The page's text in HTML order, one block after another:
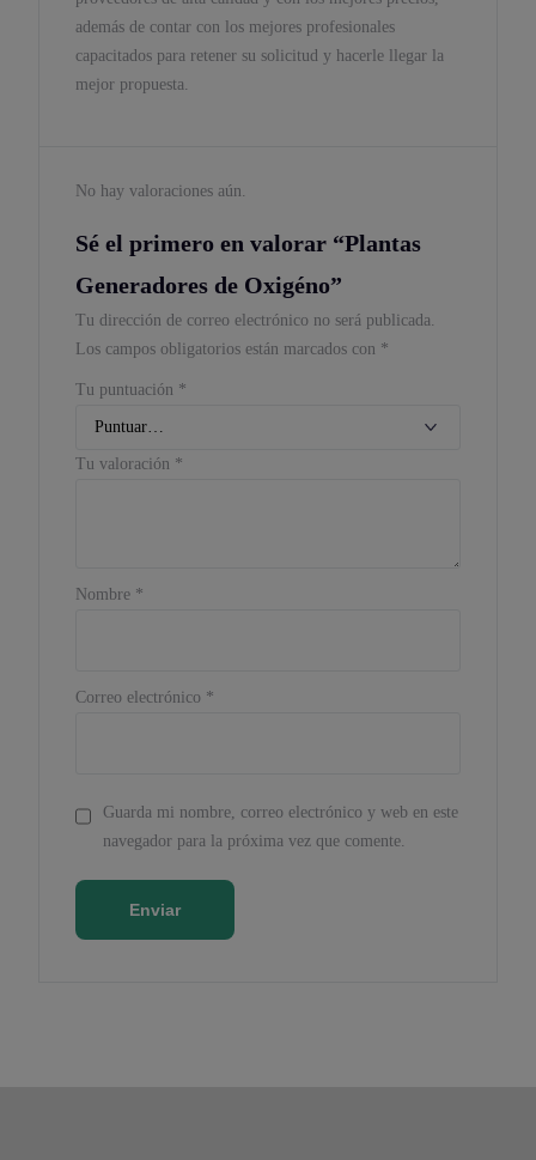
además de contar con los mejores profesionales
capacitados para retener su solicitud y hacerle llegar la
mejor propuesta.
No hay valoraciones aún.
Sé el primero en valorar “Plantas
Generadores de Oxigéno”
Tu dirección de correo electrónico no será publicada.
Los campos obligatorios están marcados con *
Tu puntuación *
Tu valoración *
Nombre *
Correo electrónico *
Guarda mi nombre, correo electrónico y web en este
navegador para la próxima vez que comente.